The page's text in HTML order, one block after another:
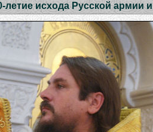
летие исхода Русской армии